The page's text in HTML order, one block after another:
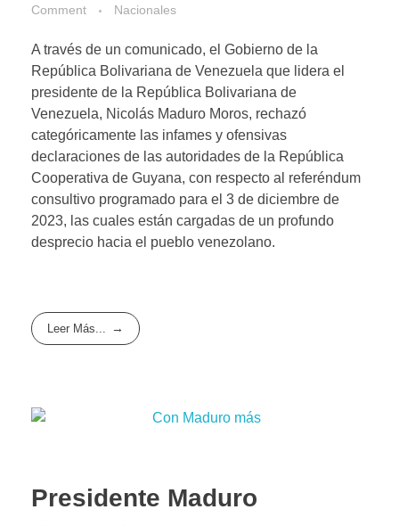
Comment
Nacionales
A través de un comunicado, el Gobierno de la
República Bolivariana de Venezuela que lidera el
presidente de la República Bolivariana de
Venezuela, Nicolás Maduro Moros, rechazó
categóricamente las infames y ofensivas
declaraciones de las autoridades de la República
Cooperativa de Guyana, con respecto al referéndum
consultivo programado para el 3 de diciembre de
2023, las cuales están cargadas de un profundo
desprecio hacia el pueblo venezolano.
Leer Más...
Presidente Maduro